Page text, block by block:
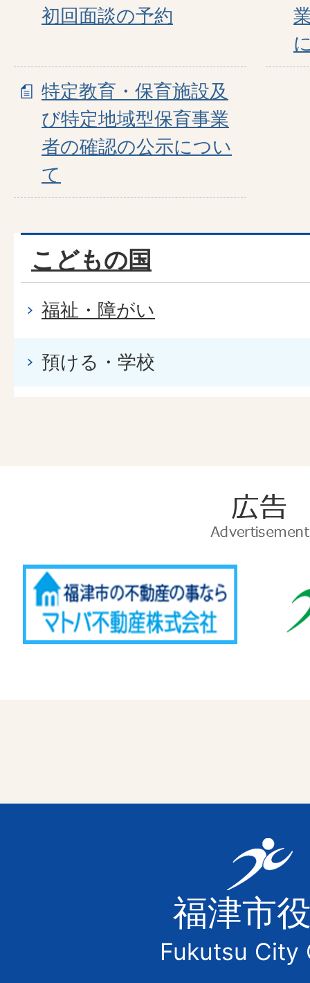
初回面談の予約
特定教育・保育施設及
び特定地域型保育事業
者の確認の公示につい
て
こどもの国
福祉・障がい
預ける・学校
告
福
津
市
の
福津市
Fukutsu City